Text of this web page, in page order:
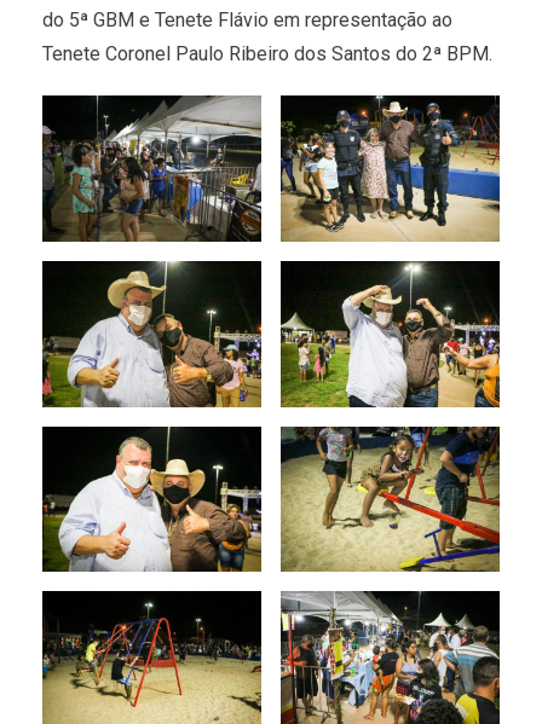
do 5ª GBM e Tenete Flávio em representação ao
Tenete Coronel Paulo Ribeiro dos Santos do 2ª BPM.